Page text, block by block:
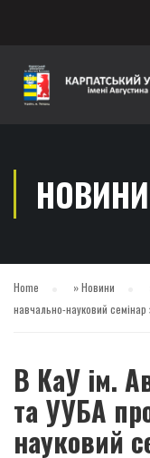
НОВИНИ
Home »Новини
навчально-науковий семінар
В КаУ ім.
та УУБА
науковий